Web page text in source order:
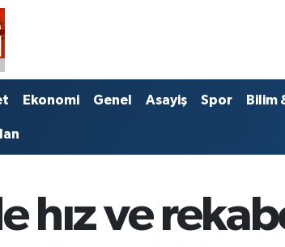
Ekonomi Genel Asayiş Spor Bilim
hız ve